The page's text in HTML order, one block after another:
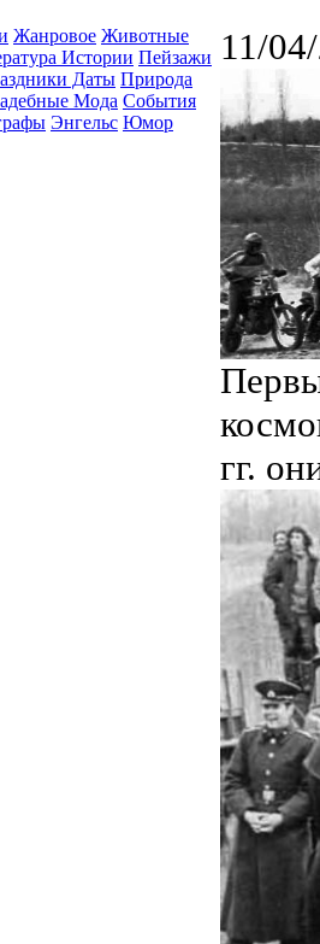
Жанровое Животные
Истории Пейзажи
Даты Природа
Мода События
Энгельс Юмор
11/
гг.